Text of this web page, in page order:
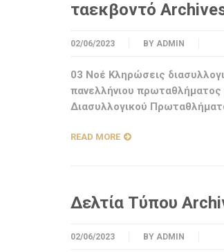
ταεκβοντό
02/06/2023 BY ADMIN
03 Νοέ Κληρώσεις
πανελλήνιου
Διασυλλογικού
READ MORE
Δελτία Τύπου
02/06/2023 BY ADMIN